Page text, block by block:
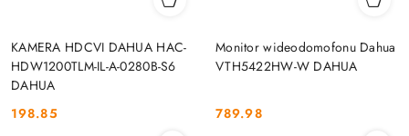
KAMERA HDCVI DAHUA HAC-
HDW1200TLM-IL-A-0280B-S6
DAHUA
Cena:
198.85
Monitor wideodomofonu Dahua
VTH5422HW-W DAHUA
Cena:
789.98